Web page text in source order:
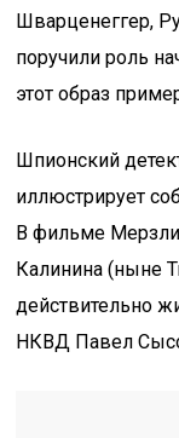
Шварценеггер,
поручили роль
этот образ
Шпионский
иллюстрирует
В фильме
Калинина (ныне
действительно
НКВД Павел